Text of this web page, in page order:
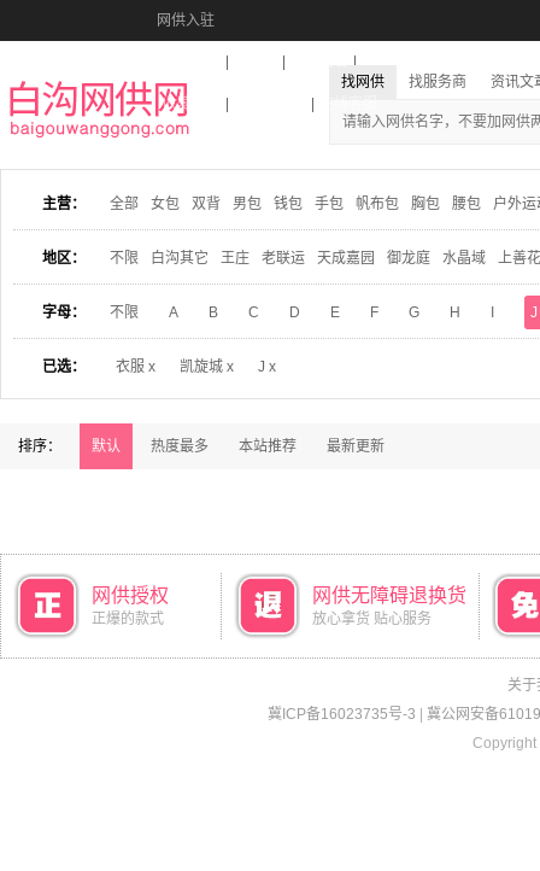
网供入驻
收藏本站
找网供 找服务商 资讯文
主营： 全部 女包 双背 男包 钱包 手包 帆布包 胸包 腰包 户外运
地区： 不限 白沟其它 王庄 老联运 天成嘉园 御龙庭 水晶域 上善
字母： 不限 A B C D E F G H J
已选： 衣服 x 凯旋城 x J x
排序： 默认 热度最多 本站推荐 最新更新
网供授权
正爆的款式
网供无障碍退换货
放心拿货 贴心服务
关于
冀ICP备16023735号-3
冀公网安备